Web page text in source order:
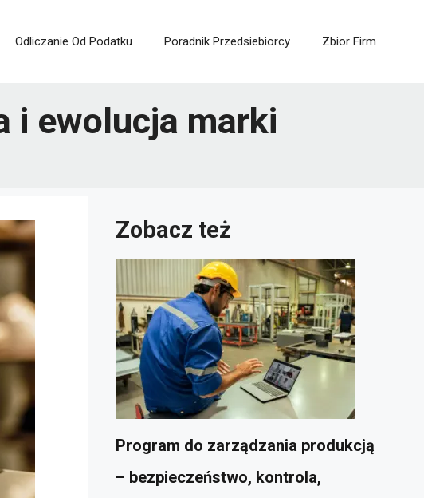
Odliczanie Od Podatku Poradnik Przedsiebiorcy Zbior Firm
i ewolucja marki
Zobacz też
Program do zarządzania produkcją
– bezpieczeństwo, kontrola,